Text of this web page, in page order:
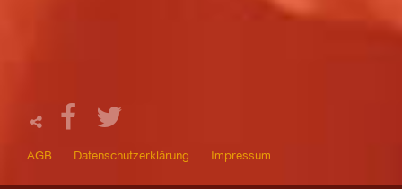
AGB Datenschutzerklärung Impressum